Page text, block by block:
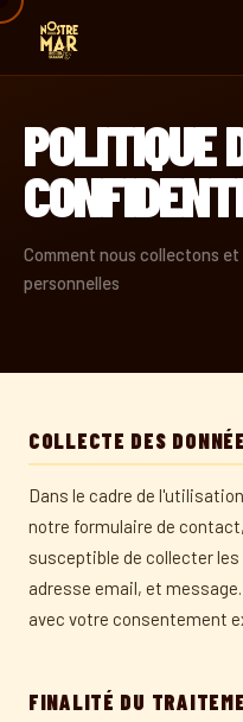
POLITIQUE
Comment nous collectons
personnelles
COLLECTE DES
Dans le cadre de
notre formulaire de
susceptible de collecter
adresse email, et
avec votre consentement
FINALITÉ DU